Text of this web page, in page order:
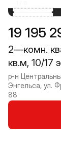
19 195
2—комн.
кв.м, 10/17
р-н
Энгельса, ул.
88